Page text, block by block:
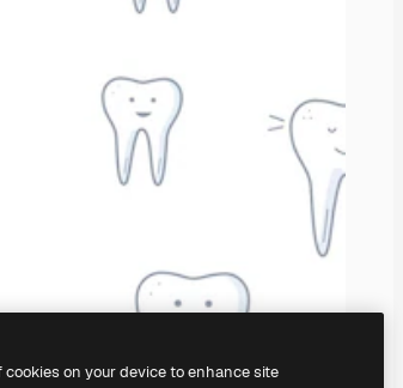
on your device to enhance site